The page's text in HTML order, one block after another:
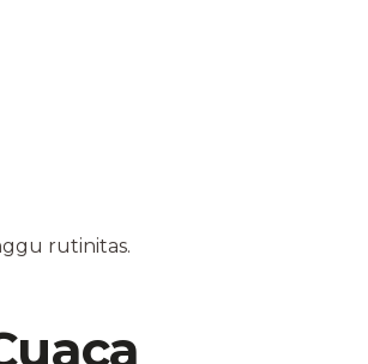
rutinitas.